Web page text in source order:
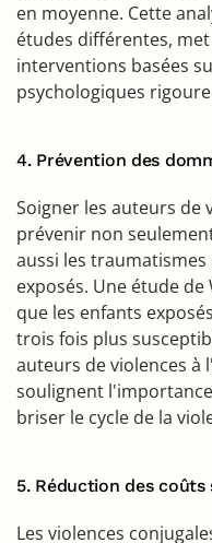
en moyenne. Cette
études différentes,
interventions basées
psychologiques
4. Prévention des
Soigner les auteurs de
prévenir non
aussi les traumatismes
exposés. Une étude
que les enfants
trois fois plus
auteurs de violences à
soulignent
briser le cycle de la
5. Réduction des
Les violences